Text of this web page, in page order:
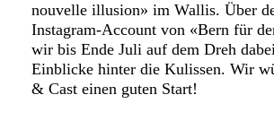
Film
nouvelle illusion» im Wallis. Über
Instagram-Account von «Bern für
wir bis Ende Juli auf dem Dreh
Einblicke hinter die Kulissen. Wir
& Cast einen guten Start!